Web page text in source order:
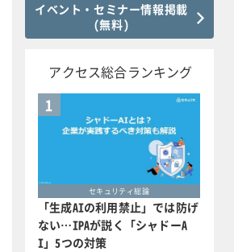
イベント・セミナー情報掲載
(無料)
アクセス総合ランキング
1
セキュリティ総論
「生成AIの利用禁止」では防げ
ない…IPAが説く「シャドーA
I」5つの対策